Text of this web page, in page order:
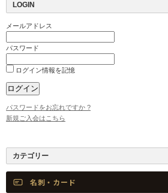
LOGIN
メールアドレス
パスワード
ログイン情報を記憶
パスワードをお忘れですか ?
新規ご入会はこちら
カテゴリー
名刺・カード